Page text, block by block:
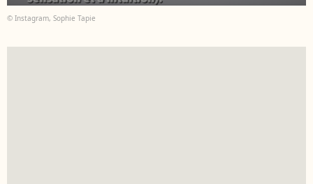
© Instagram, Sophie Tapie